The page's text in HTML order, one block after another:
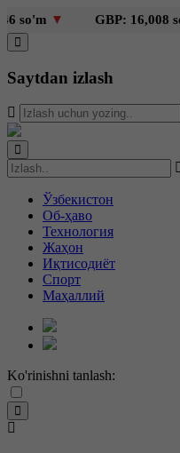
GBP: 16,008 so'm▼
Saytdan izlash
Ўзбекистон
Об-ҳаво
Технология
Жаҳон
Иқтисодиёт
Спорт
Маҳаллий
Ko'rinishni tanlash: